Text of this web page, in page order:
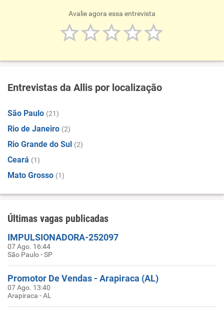
Avalie agora essa entrevista
Entrevistas da Allis por localização
São Paulo (21)
Rio de Janeiro (2)
Rio Grande do Sul (2)
Ceará (1)
Mato Grosso (1)
Últimas vagas publicadas
IMPULSIONADORA-252097
07 Ago. 16:44
São Paulo - SP
Promotor De Vendas - Arapiraca (AL)
07 Ago. 13:40
Arapiraca - AL